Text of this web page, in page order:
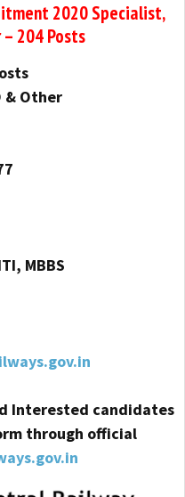
2020 Specialist,
– 204 Posts
& Other
MBBS
Interested candidates
through official